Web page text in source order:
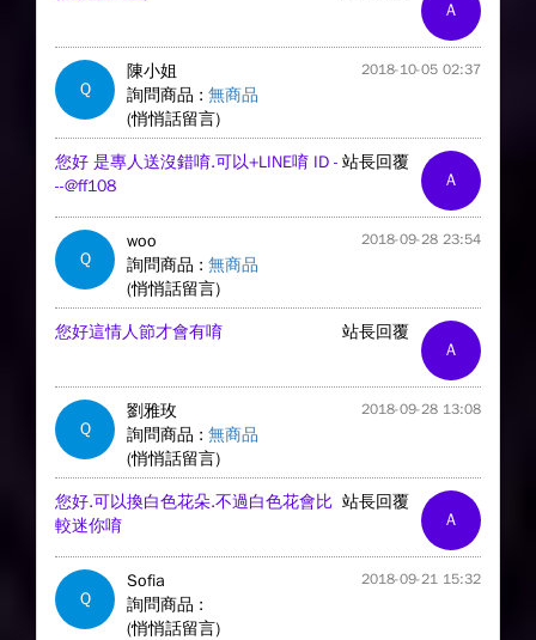
A
Q
陳小姐 2018-10-05 02:37
詢問商品 : 無商品
(悄悄話留言)
A
站長回覆
您好 是專人送沒錯唷.可以+LINE唷 ID -
--@ff108
Q
woo 2018-09-28 23:54
詢問商品 : 無商品
(悄悄話留言)
A
站長回覆
您好這情人節才會有唷
Q
劉雅玫 2018-09-28 13:08
詢問商品 : 無商品
(悄悄話留言)
A
站長回覆
您好.可以換白色花朵.不過白色花會比
較迷你唷
Q
Sofia 2018-09-21 15:32
詢問商品 :
(悄悄話留言)